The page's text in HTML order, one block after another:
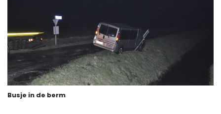
Busje in de berm